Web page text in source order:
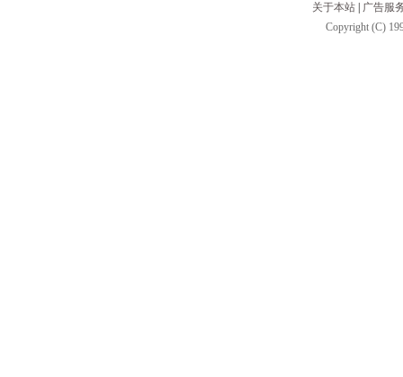
关于本站
广告服
Copyright (C)